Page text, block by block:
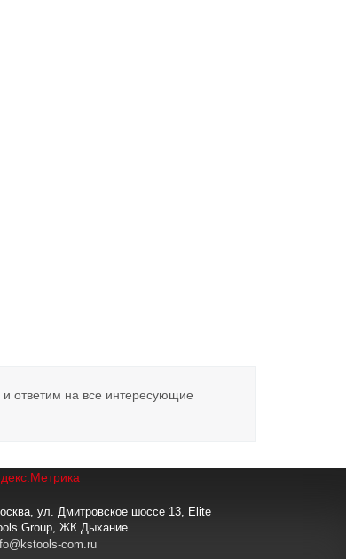
ответим на все интересующие
ул. Дмитровское шоссе 13, Elite
Group, ЖК Дыхание
com.ru